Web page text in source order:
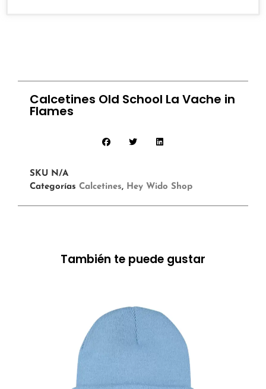
Calcetines Old School La Vache in
Flames
SKU N/A
Categorías Calcetines, Hey Wido Shop
También te puede gustar
19.99